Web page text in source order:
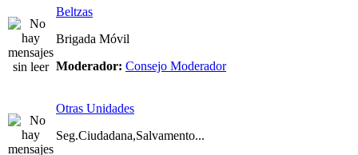
Beltzas
Brigada Móvil
Moderador: Consejo Moderador
Otras Unidades
Seg.Ciudadana,Salvamento...